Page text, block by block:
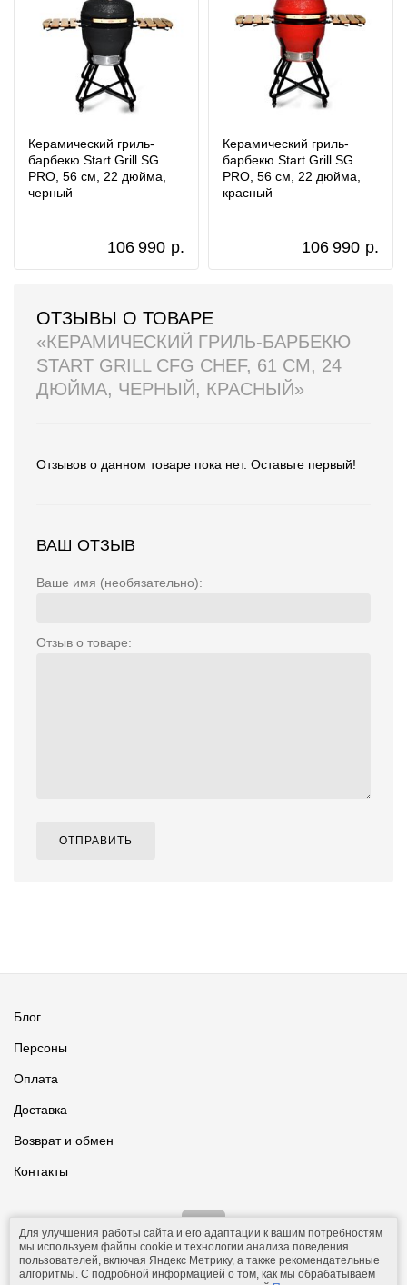
Керамический гриль-
барбекю Start Grill SG
PRO, 56 см, 22 дюйма,
черный
106 990 р.
Керамический гриль-
барбекю Start Grill SG
PRO, 56 см, 22 дюйма,
красный
106 990 р.
ОТЗЫВЫ О ТОВАРЕ
«КЕРАМИЧЕСКИЙ ГРИЛЬ-БАРБЕКЮ
START GRILL CFG CHEF, 61 СМ, 24
ДЮЙМА, ЧЕРНЫЙ, КРАСНЫЙ»
Отзывов о данном товаре пока нет. Оставьте первый!
ВАШ ОТЗЫВ
Ваше имя (необязательно):
Отзыв о товаре:
ОТПРАВИТЬ
Блог
Персоны
Оплата
Доставка
Возврат и обмен
Контакты
Для улучшения работы сайта и его адаптации к вашим потребностям
мы используем файлы cookie и технологии анализа поведения
пользователей, включая Яндекс Метрику, а также рекомендательные
алгоритмы. С подробной информацией о том, как мы обрабатываем